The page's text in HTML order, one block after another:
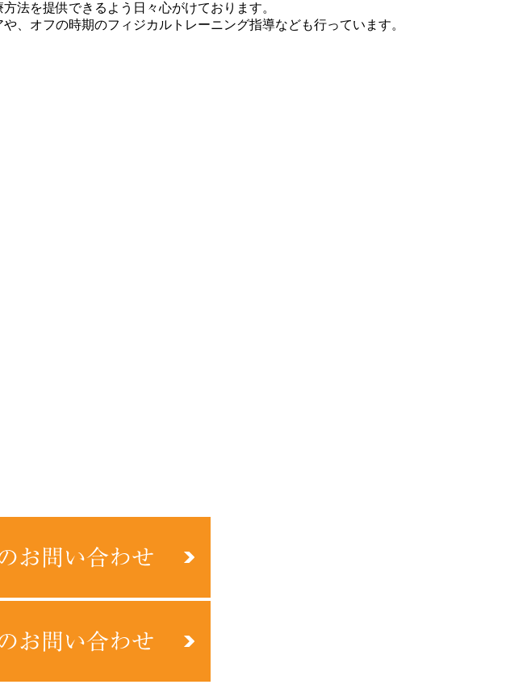
法を提供できるよう日々心がけております。
、オフの時期のフィジカルトレーニング指導なども行っています。